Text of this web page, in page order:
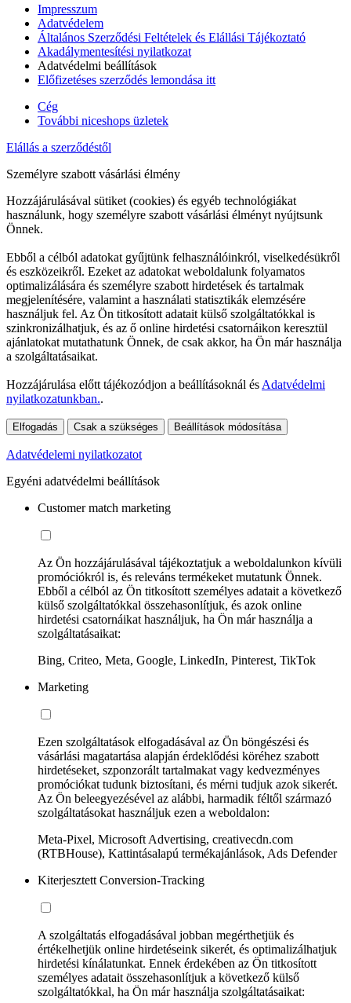
Impresszum
Adatvédelem
Általános Szerződési Feltételek és Elállási Tájékoztató
Akadálymentesítési nyilatkozat
Adatvédelmi beállítások
Előfizetéses szerződés lemondása itt
Cég
További niceshops üzletek
Elállás a szerződéstől
Személyre szabott vásárlási élmény
Hozzájárulásával sütiket (cookies) és egyéb technológiákat
használunk, hogy személyre szabott vásárlási élményt nyújtsunk
Önnek.
Ebből a célból adatokat gyűjtünk felhasználóinkról, viselkedésükről
és eszközeikről. Ezeket az adatokat weboldalunk folyamatos
optimalizálására és személyre szabott hirdetések és tartalmak
megjelenítésére, valamint a használati statisztikák elemzésére
használjuk fel. Az Ön titkosított adatait külső szolgáltatókkal is
szinkronizálhatjuk, és az ő online hirdetési csatornáikon keresztül
ajánlatokat mutathatunk Önnek, de csak akkor, ha Ön már használja
a szolgáltatásaikat.
Hozzájárulása előtt tájékozódjon a beállításoknál és Adatvédelmi
nyilatkozatunkban..
Elfogadás Csak a szükséges Beállítások módosítása
Adatvédelemi nyilatkozatot
Egyéni adatvédelmi beállítások
Customer match marketing
Az Ön hozzájárulásával tájékoztatjuk a weboldalunkon kívüli
promóciókról is, és releváns termékeket mutatunk Önnek.
Ebből a célból az Ön titkosított személyes adatait a következő
külső szolgáltatókkal összehasonlítjuk, és azok online
hirdetési csatornáikat használjuk, ha Ön már használja a
szolgáltatásaikat:
Bing, Criteo, Meta, Google, LinkedIn, Pinterest, TikTok
Marketing
Ezen szolgáltatások elfogadásával az Ön böngészési és
vásárlási magatartása alapján érdeklődési köréhez szabott
hirdetéseket, szponzorált tartalmakat vagy kedvezményes
promóciókat tudunk biztosítani, és mérni tudjuk azok sikerét.
Az Ön beleegyezésével az alábbi, harmadik féltől származó
szolgáltatásokat használjuk ezen a weboldalon:
Meta-Pixel, Microsoft Advertising, creativecdn.com
(RTBHouse), Kattintásalapú termékajánlások, Ads Defender
Kiterjesztett Conversion-Tracking
A szolgáltatás elfogadásával jobban megérthetjük és
értékelhetjük online hirdetéseink sikerét, és optimalizálhatjuk
hirdetési kínálatunkat. Ennek érdekében az Ön titkosított
személyes adatait összehasonlítjuk a következő külső
szolgáltatókkal, ha Ön már használja szolgáltatásaikat: